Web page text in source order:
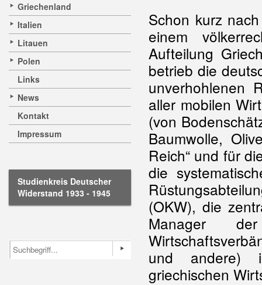
Griechenland
Italien
Litauen
Polen
Links
News
Kontakt
Impressum
Studienkreis Deutscher
Widerstand 1933 - 1945
Schon kurz
einem
Aufteilung
betrieb die
unverhohlenen
aller mobilen
(von
Baumwolle,
Reich“ und für
die
(OKW), die
Manager
und andere)
griechischen